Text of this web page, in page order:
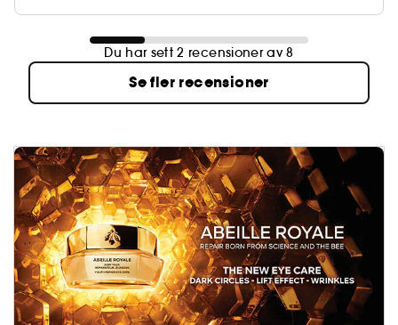
Du har sett 2 recensioner av 8
Se fler recensioner